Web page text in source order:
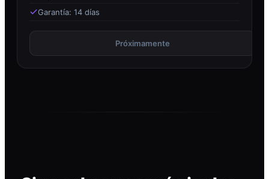
Garantía: 14 días
Próximamente